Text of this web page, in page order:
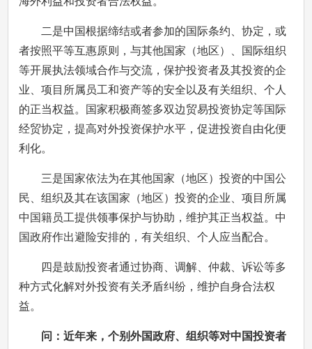
二是中国根据缔结或者参加的国际条约、协定，或
者按照平等互惠原则，与其他国家（地区）、国际组织
等开展执法领域合作与交流，保护投资者及其投资的企
业、项目所属员工和资产等的安全以及有关组织、个人
的正当权益。国家积极商签多双边贸易投资协定等国际
经贸协定，提高对外投资保护水平，促进投资自由化便
利化。
三是国家依法为在其他国家（地区）投资的中国公
民、组织及其在该国家（地区）投资的企业、项目所属
中国籍员工提供领事保护与协助，维护其正当权益。中
国政府作出避险安排的，有关组织、个人应当配合。
四是鼓励投资者通过协商、调解、仲裁、诉讼等多
种方式化解对外投资有关矛盾纠纷，维护自身合法权
益。
问：近年来，个别外国政府、组织等对中国投资者